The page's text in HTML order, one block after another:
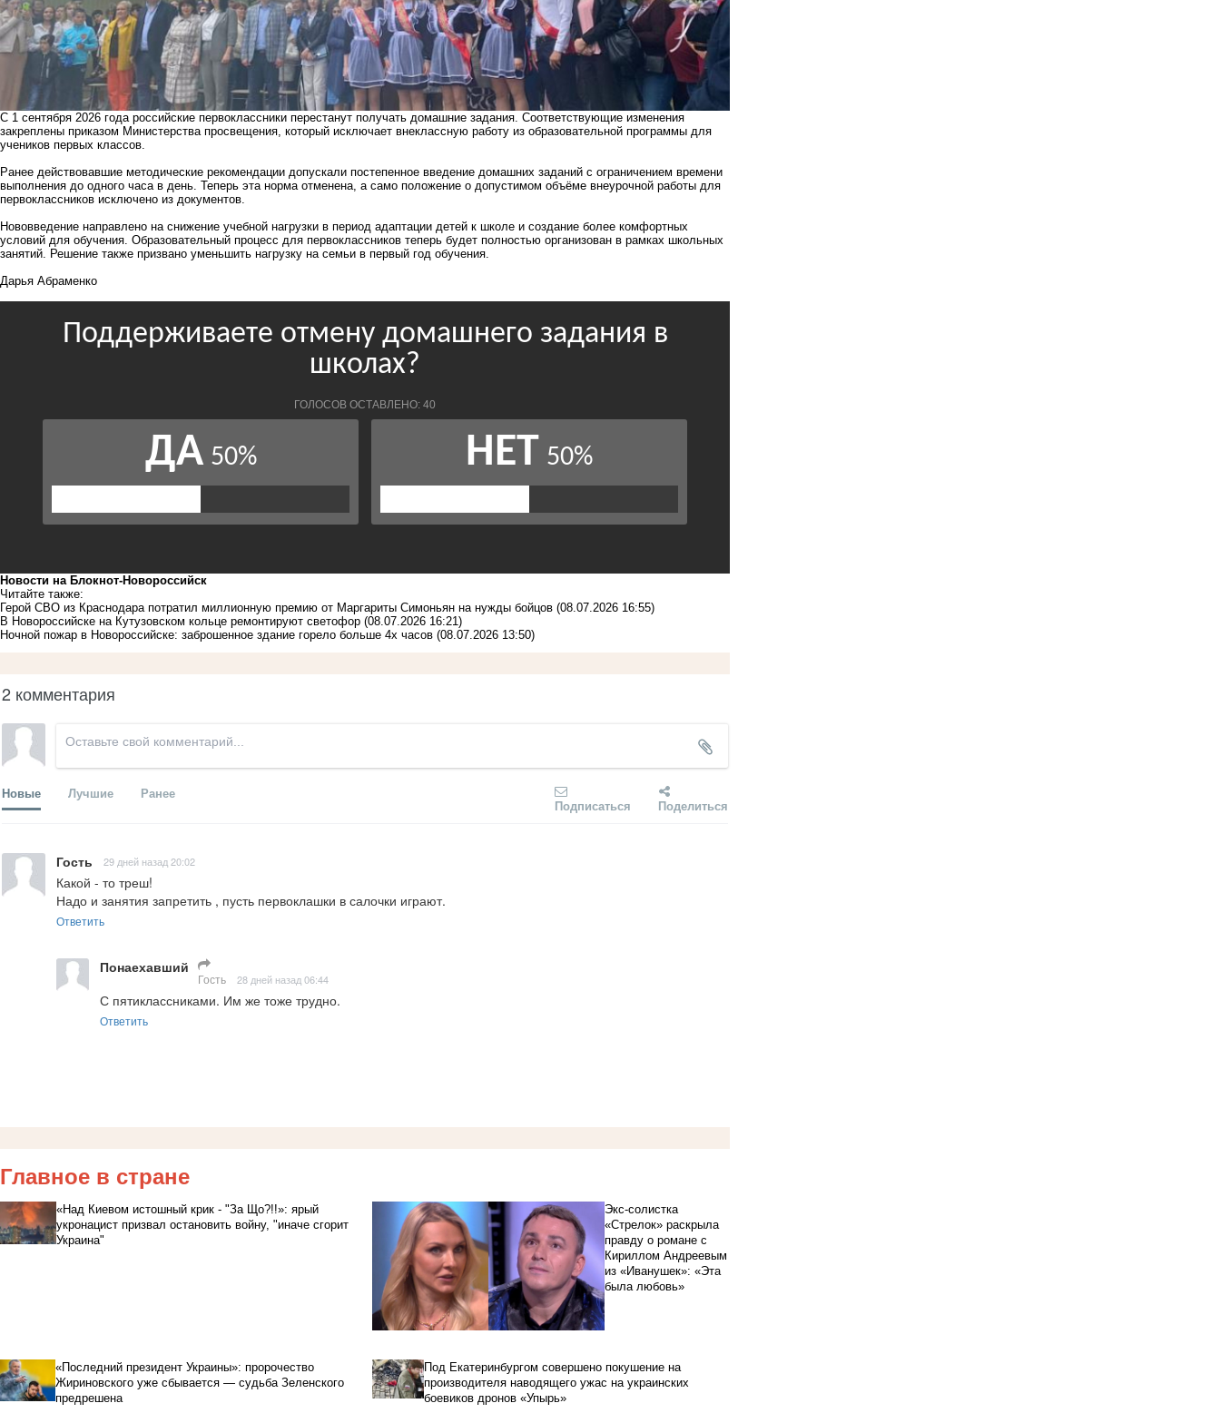
С 1 сентября 2026 года российские первоклассники перестанут получать домашние задания. Соответствующие изменения
закреплены приказом Министерства просвещения, который исключает внеклассную работу из образовательной программы для
учеников первых классов.
Ранее действовавшие методические рекомендации допускали постепенное введение домашних заданий с ограничением времени
выполнения до одного часа в день. Теперь эта норма отменена, а само положение о допустимом объёме внеурочной работы для
первоклассников исключено из документов.
Нововведение направлено на снижение учебной нагрузки в период адаптации детей к школе и создание более комфортных
условий для обучения. Образовательный процесс для первоклассников теперь будет полностью организован в рамках школьных
занятий. Решение также призвано уменьшить нагрузку на семьи в первый год обучения.
Дарья Абраменко
Новости на Блoкнoт-Новороссийск
Читайте также:
Герой СВО из Краснодара потратил миллионную премию от Маргариты Симоньян на нужды бойцов (08.07.2026 16:55)
В Новороссийске на Кутузовском кольце ремонтируют светофор (08.07.2026 16:21)
Ночной пожар в Новороссийске: заброшенное здание горело больше 4х часов (08.07.2026 13:50)
2 комментария
Новые Лучшие Ранее
Подписаться Поделиться
Гость 29 дней назад 20:02
Какой - то треш!
Надо и занятия запретить , пусть первоклашки в салочки играют.
Ответить
Понаехавший
Гость 28 дней назад 06:44
С пятиклассниками. Им же тоже трудно.
Ответить
Главное в стране
«Над Киевом истошный крик - "За Що?!!»: ярый
укронацист призвал остановить войну, "иначе сгорит
Украина"
Экс-солистка
«Стрелок» раскрыла
правду о романе с
Кириллом Андреевым
из «Иванушек»: «Эта
была любовь»
«Последний президент Украины»: пророчество
Жириновского уже сбывается — судьба Зеленского
предрешена
Под Екатеринбургом совершено покушение на
производителя наводящего ужас на украинских
боевиков дронов «Упырь»